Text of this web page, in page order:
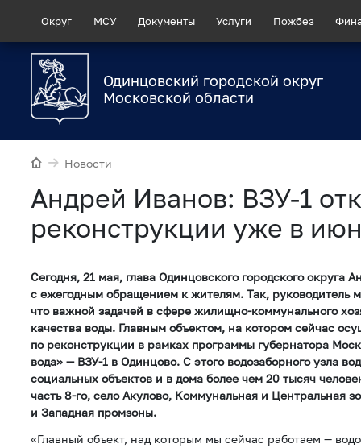
Округ МСУ Документы Услуги Пожбез
Одинцовский городской округ
Московской области
Новости
Андрей Иванов: ВЗУ-1
реконструкции уже в
Сегодня, 21 мая, глава Одинцовского городского округа
с ежегодным обращением к жителям. Так, руководитель
что важной задачей в сфере жилищно-коммунального
качества воды. Главным объектом, на котором сейчас
по реконструкции в рамках программы губернатора
вода» — ВЗУ-1 в Одинцово. С этого водозаборного узла
социальных объектов и в дома более чем 20 тысяч
часть 8-го, село Акулово, Коммунальная и Центральная
и Западная промзоны.
«Главный объект, над которым мы сейчас работаем —